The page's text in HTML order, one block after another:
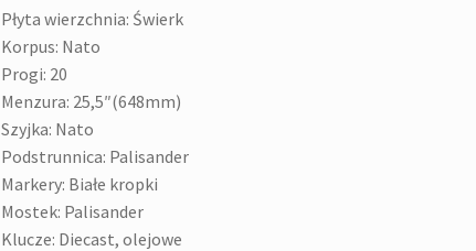
Płyta wierzchnia: Świerk
Korpus: Nato
Progi: 20
Menzura: 25,5″(648mm)
Szyjka: Nato
Podstrunnica: Palisander
Markery: Białe kropki
Mostek: Palisander
Klucze: Diecast, olejowe